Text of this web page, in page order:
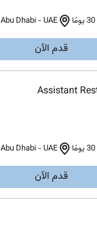
Abu Dhabi -UAE
قدم الآن
Assistant
Abu Dhabi -UAE
قدم الآن